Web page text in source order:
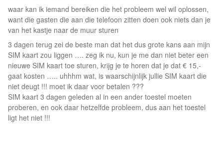
waar kan ik iemand bereiken die het probleem wel wil oplossen,
want die gasten die aan die telefoon zitten doen ook niets dan je
van het kastje naar de muur sturen
3 dagen terug zei de beste man dat het dus grote kans aan mijn
SIM kaart zou liggen …. zeg ik nu, kun je me dan niet beter een
nieuwe SIM kaart toe sturen, krijg je te horen dat je dat € 15,-
gaat kosten ….. uhhhm wat, is waarschijnlijk jullie SIM kaart die
niet deugt !!! moet ik daar voor betalen ???
SIM kaart 3 dagen geleden al in een ander toestel moeten
proberen, en ook daar hetzelfde probleem, dus aan het toestel
ligt het niet !!!